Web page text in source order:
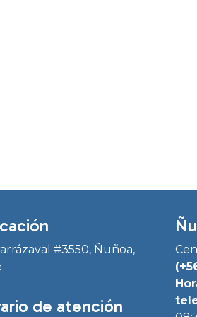
#3550, Ñuñoa,
de atención